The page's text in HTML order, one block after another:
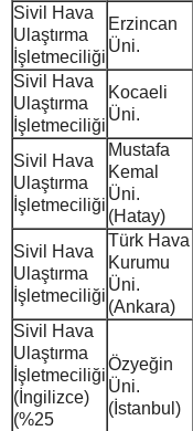
Sivil Hava
Ulaştırma
İşletmeciliği
Erzincan
Üni.
Sivil Hava
Ulaştırma
İşletmeciliği
Kocaeli
Üni.
Sivil Hava
Ulaştırma
İşletmeciliği
Mustafa
Kemal
Üni.
(Hatay)
Sivil Hava
Ulaştırma
İşletmeciliği
Türk Hava
Kurumu
Üni.
(Ankara)
Sivil Hava
Ulaştırma
İşletmeciliği
(İngilizce)
(%25
Özyeğin
Üni.
(İstanbul)